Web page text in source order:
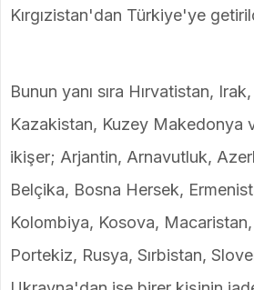
Kırgızistan'dan Türkiye'ye
Bunun yanı sıra Hırvatistan,
Kazakistan, Kuzey Makedonya
ikişer; Arjantin, Arnavutluk,
Belçika, Bosna Hersek,
Kolombiya, Kosova,
Portekiz, Rusya, Sırbistan,